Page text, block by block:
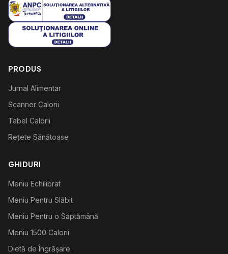
PRODUS
Jurnal Alimentar
Scanner Calorii
Tabel Calorii
Rețete Sănătoase
GHIDURI
Meniu Echilibrat
Meniu Pentru Slăbit
Meniu Pentru o Săptămână
Meniu 1500 Calorii
Dietă de Îngrășare